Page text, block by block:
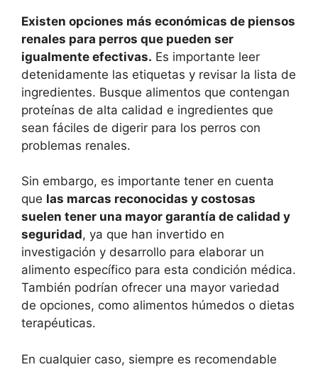
Existen opciones más económicas de piensos
renales para perros que pueden ser
igualmente efectivas. Es importante leer
detenidamente las etiquetas y revisar la lista de
ingredientes. Busque alimentos que contengan
proteínas de alta calidad e ingredientes que
sean fáciles de digerir para los perros con
problemas renales.
Sin embargo, es importante tener en cuenta
que las marcas reconocidas y costosas
suelen tener una mayor garantía de calidad y
seguridad, ya que han invertido en
investigación y desarrollo para elaborar un
alimento específico para esta condición médica.
También podrían ofrecer una mayor variedad
de opciones, como alimentos húmedos o dietas
terapéuticas.
En cualquier caso, siempre es recomendable